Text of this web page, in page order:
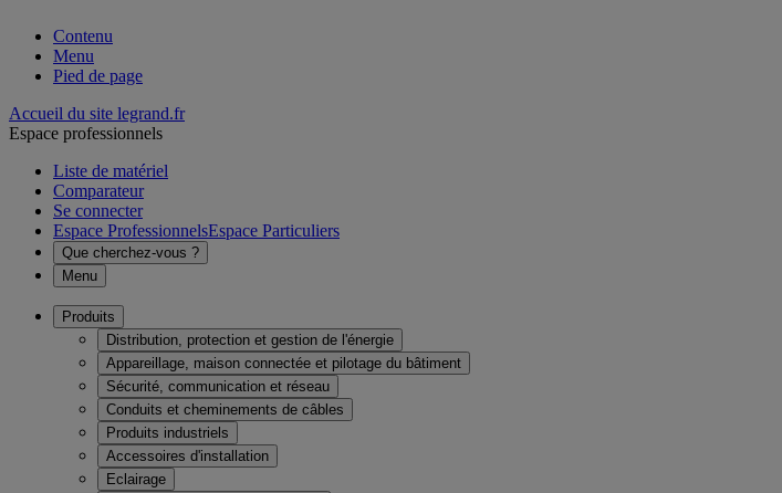
Contenu
Menu
Pied de page
Accueil du site legrand.fr
Espace professionnels
Liste de matériel
Comparateur
Se connecter
Espace ProfessionnelsEspace Particuliers
Que cherchez-vous ?
Menu
Produits
Distribution, protection et gestion de l'énergie
Appareillage, maison connectée et pilotage du bâtiment
Sécurité, communication et réseau
Conduits et cheminements de câbles
Produits industriels
Accessoires d'installation
Eclairage